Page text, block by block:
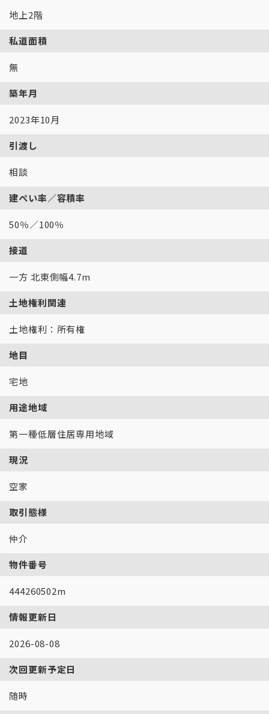
地上2階
私道面積
無
築年月
2023年10月
引渡し
相談
建ぺい率／容積率
50％／100％
接道
一方 北東側幅4.7m
土地権利関連
土地権利：所有権
地目
宅地
用途地域
第一種低層住居専用地域
現況
空家
取引態様
仲介
物件番号
444260502m
情報更新日
2026-08-08
次回更新予定日
随時